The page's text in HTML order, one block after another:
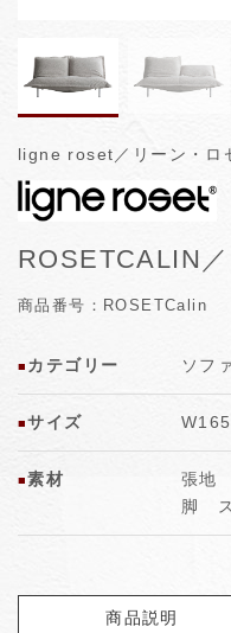
ligne roset／リーン・ロ
ROSETCALIN
商品番号：ROSETCalin
■ カテゴリー ソフ
■サイズ
■素材
張地
脚 ス
商品説明